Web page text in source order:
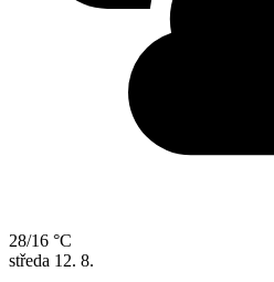
28/16 °C
středa 12. 8.